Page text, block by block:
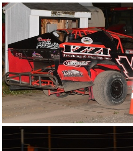
DSP 0165